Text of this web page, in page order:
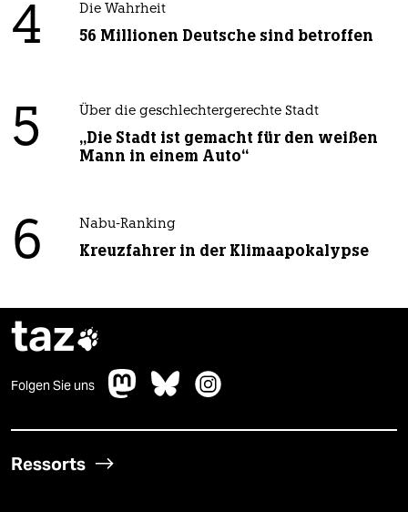
4 Die Wahrheit
56 Millionen Deutsche sind betroffen
5 Über die geschlechtergerechte Stadt
„Die Stadt ist gemacht für den weißen
Mann in einem Auto“
6 Nabu-Ranking
Kreuzfahrer in der Klimaapokalypse
taz
Folgen Sie uns
Ressorts